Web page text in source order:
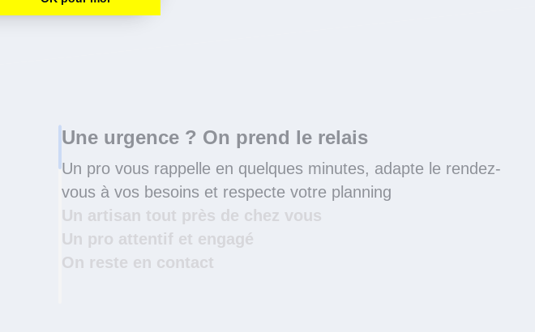
Une urgence ? On prend le relais
Un pro vous rappelle en quelques minutes, adapte le rendez-
vous à vos besoins et respecte votre planning
Un artisan tout près de chez vous
Un pro attentif et engagé
On reste en contact